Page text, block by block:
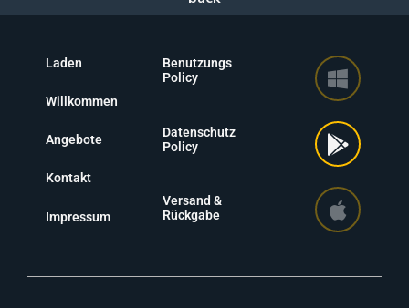
Laden
Willkommen
Angebote
Kontakt
Impressum
Benutzungs
Policy
Datenschutz
Policy
Versand &
Rückgabe